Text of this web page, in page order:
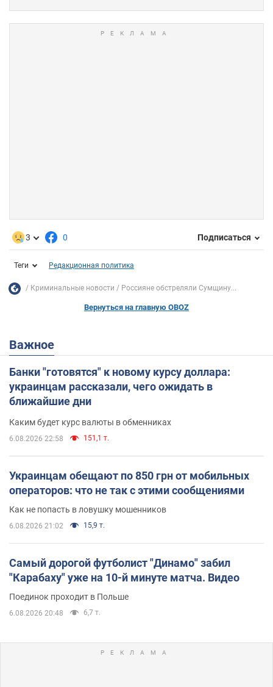
3 0 Подписаться
Теги Редакционная политика
Криминальные новости Россияне обстреляли Сумщину...
Вернуться на главную OBOZ
Важное
Банки "готовятся" к новому курсу доллара:
украинцам рассказали, чего ожидать в
ближайшие дни
Каким будет курс валюты в обменниках
6.08.2026 22:58 151,1 т.
Украинцам обещают по 850 грн от мобильных
операторов: что не так с этими сообщениями
Как не попасть в ловушку мошенников
6.08.2026 21:02 15,9 т.
Самый дорогой футболист "Динамо" забил
"Карабаху" уже на 10-й минуте матча. Видео
Поединок проходит в Польше
6.08.2026 20:48 6,7 т.